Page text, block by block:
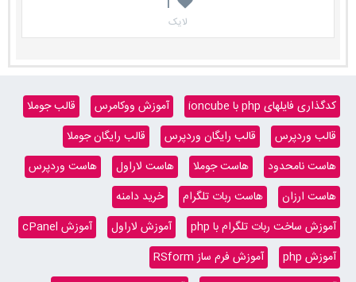
لایک
کدگذاری فایلهای php با ioncube آموزش ووکامرس
قالب جوملا
قالب وردپرس
قالب رایگان وردپرس
قالب رایگان جوملا
هاست نامحدود
هاست جوملا هاست لاراول
هاست وردپرس
هاست ارزان
هاست ربات تلگرام
خرید دامنه
آموزش ساخت ربات تلگرام با php
آموزش لاراول
آموزش cPanel
آموزش php
آموزش فرم ساز RSform